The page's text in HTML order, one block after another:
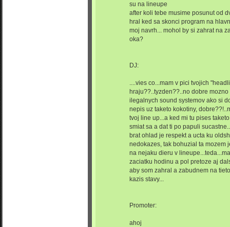
su na lineupe
after koli tebe musime posunut od
hral ked sa skonci program na
moj navrh... mohol by si zahrat na
oka?
DJ:
....vies co...mam v pici tvojich
hraju??..tyzden??..no dobre
ilegalnych sound systemov ako si
nepis uz taketo kokotiny,
tvoj line up...a ked mi tu pises
smiat sa a dat ti po papuli
brat ohlad je respekt a ucta ku
nedokazes, tak bohuzial ta mozem
na nejaku dieru v
zaciatku hodinu a pol pretoze aj
aby som zahral a zabudnem na
kazis stavy...
Promoter:
ahoj